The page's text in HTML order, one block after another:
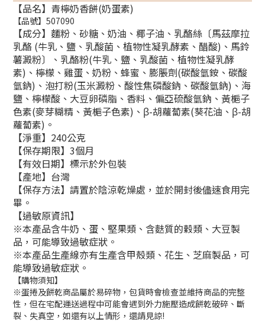
【品名】青檸奶香餅(奶蛋素)
【品號】507090
【成分】麵粉、砂糖、奶油、椰子油、乳酪絲〔馬茲摩拉
乳酪 (牛乳、鹽、乳酸菌、植物性凝乳酵素、醋酸)、馬鈴
薯澱粉〕、乳酪粉(牛乳、鹽、乳酸菌、植物性凝乳酵
素)、檸檬、雞蛋、奶粉、蜂蜜、膨脹劑(碳酸氫銨、碳酸
氫鈉)、泡打粉(玉米澱粉、酸性焦磷酸鈉、碳酸氫鈉)、海
鹽、檸檬酸、大豆卵磷脂、香料、偏亞硫酸氫鈉、黃梔子
色素(麥芽糊精、黃梔子色素)、β-胡蘿蔔素(葵花油、β-胡
蘿蔔素) 。
【淨重】240公克
【保存期限】3個月
【有效日期】標示於外包裝
【產地】台灣
【保存方法】請置於陰涼乾燥處，並於開封後儘速食用完
畢。
【過敏原資訊】
※本產品含牛奶、蛋、堅果類、含麩質的穀類、大豆製
品，可能導致過敏症狀。
※本產品生產線亦有生產含甲殼類、花生、芝麻製品，可
能導致過敏症狀。
【購物須知】
※蛋捲及餅乾商品屬於易碎物，包貨時會檢查並維持商品的完整
性，但在宅配運送過程中可能會遇到外力施壓造成餅乾破碎、斷
裂、失真空，如還有以上情形，還請見諒!